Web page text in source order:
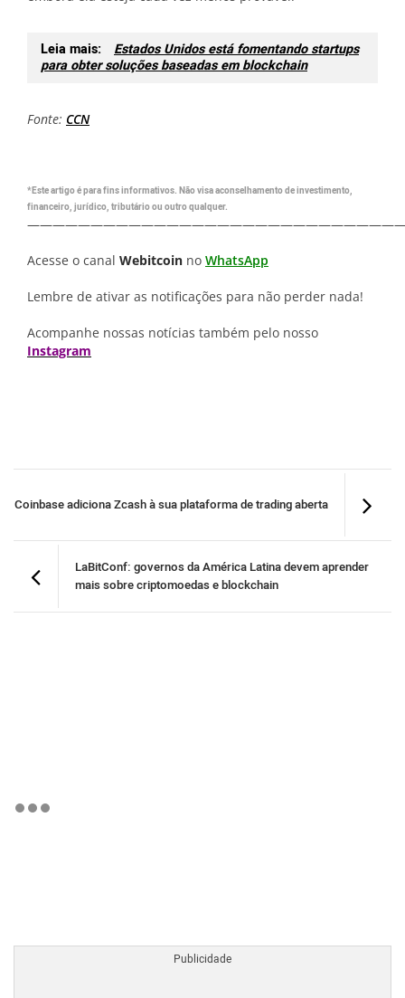
Leia mais:
Estados Unidos está fomentando startups
para obter soluções baseadas em blockchain
Fonte: CCN
*Este artigo é para fins informativos. Não visa aconselhamento de investimento,
financeiro, jurídico, tributário ou outro qualquer.
Acesse o canal Webitcoin no WhatsApp
Lembre de ativar as notificações para não perder nada!
Acompanhe nossas notícias também pelo nosso
Instagram
Coinbase adiciona Zcash à sua plataforma de trading aberta
LaBitConf: governos da América Latina devem aprender
mais sobre criptomoedas e blockchain